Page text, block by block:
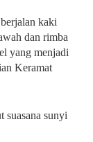
kaki
dan rimba
yang menjadi
Keramat
suasana sunyi